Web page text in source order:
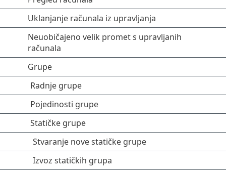
Uklanjanje računala iz upravljanja
Neuobičajeno velik promet s upravljanih
računala
Grupe
Radnje grupe
Pojedinosti grupe
Statičke grupe
Stvaranje nove statičke grupe
Izvoz statičkih grupa